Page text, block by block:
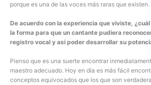
porque es una de las voces más raras que existen.
De acuerdo con la experiencia que viviste,
la forma para que un cantante pudiera
registro vocal y así poder desarrollar su
Pienso que es una suerte encontrar
maestro adecuado. Hoy en día es más fácil
conceptos equivocados que los que son